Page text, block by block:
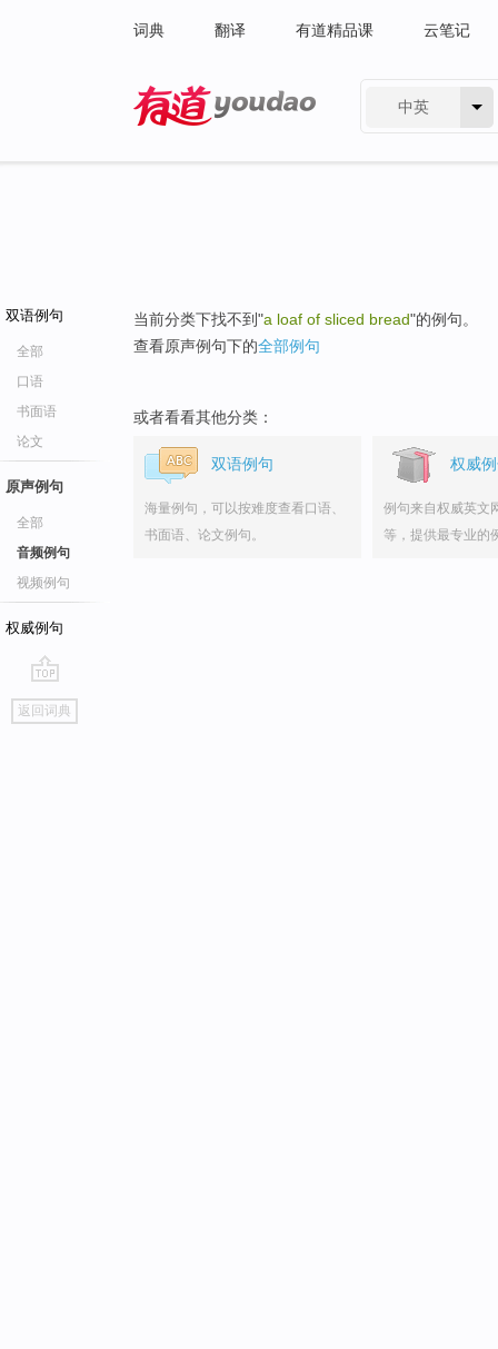
词典 翻译 有道精品课 云笔记
中英
双语例句
全部
口语
书面语
论文
原声例句
全部
音频例句
视频例句
权威例句
go
top
返回词典
当前分类下找不到"a loaf of sliced bread"的例句。
查看原声例句下的全部例句
或者看看其他分类：
双语例句
海量例句，可以按难度查看口语、
书面语、论文例句。
权威
例句来自权威英文
等，提供最专业的